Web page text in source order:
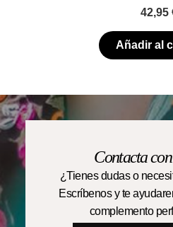
42,95
Añadir al
Contacta
¿Tienes dudas o
Escríbenos y te
complemento